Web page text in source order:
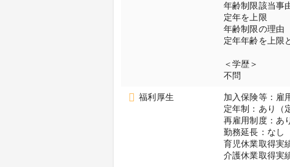
年齢制限該当事
定年を上限
年齢制限の理由
定年年齢を上限
＜学歴＞
不問
福利厚生
加入保険等：雇
定年制：あり（
再雇用制度：あ
勤務延長：なし
育児休業取得実
介護休業取得実